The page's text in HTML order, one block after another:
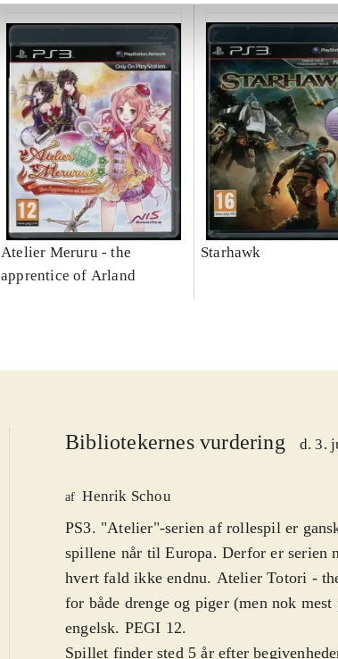
Atelier Meruru - the
apprentice of Arland
Starhawk
Bibliotekernes vurdering d. 3.
af Henrik Schou
PS3. "Atelier"-serien af rollespil er
spillene når til Europa. Derfor er serien
hvert fald ikke endnu. Atelier Totori -
for både drenge og piger (men nok
engelsk. PEGI 12.
Spillet finder sted 5 år efter